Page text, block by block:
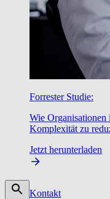
Forrester Studie:
Wie
Komplexität zu
Jetzt herunterladen
Kontakt